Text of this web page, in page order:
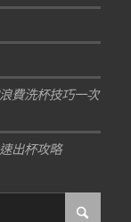
費洗杯技巧一次
出杯攻略